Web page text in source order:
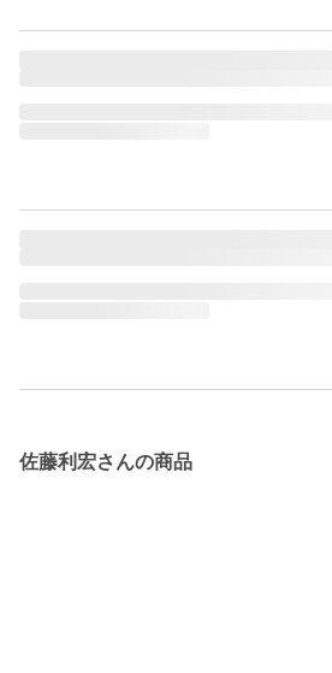
佐藤利宏さんの商品